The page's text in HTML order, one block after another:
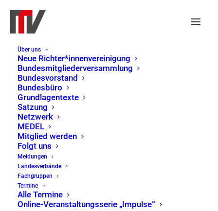
Über uns
Neue Richter*innenvereinigung
Bundesmitgliederversammlung
Bundesvorstand
Bundesbüro
Grundlagentexte
Satzung
Netzwerk
MEDEL
Mitglied werden
Folgt uns
Meldungen
Landesverbände
Fachgruppen
Termine
Alle Termine
Online-Veranstaltungsserie „Impulse“
Interkulturalität
Alle Meldungen
Kategorie: